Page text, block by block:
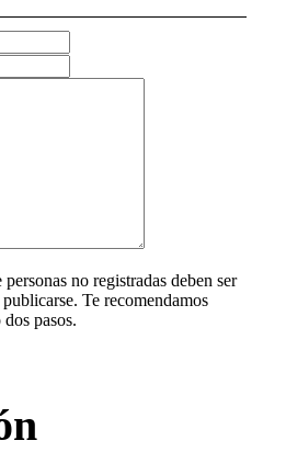
no registradas deben ser
Te recomendamos
pasos.